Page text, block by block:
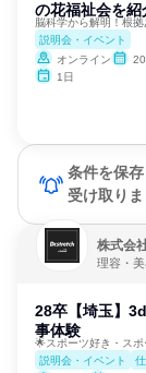
の花福祉会を紹
脳科学から解明！根
説明会・イベント
オンライン
1日
条件を保
受け取りま
株式会
理容・
28卒【埼玉】
事体験
🌟スポーツ好き・ス
説明会・イベント